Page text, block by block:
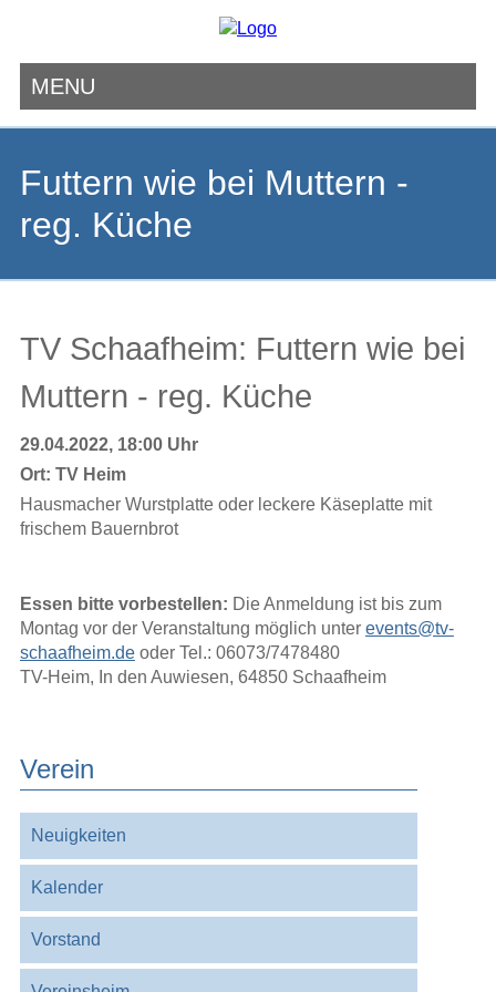
MENU
Futtern wie bei Muttern -
reg. Küche
TV Schaafheim: Futtern wie bei
Muttern - reg. Küche
29.04.2022, 18:00 Uhr
Ort: TV Heim
Hausmacher Wurstplatte oder leckere Käseplatte mit
frischem Bauernbrot
Essen bitte vorbestellen: Die Anmeldung ist bis zum
Montag vor der Veranstaltung möglich unter events@tv-
schaafheim.deoder Tel.: 06073/7478480
TV-Heim, In den Auwiesen, 64850 Schaafheim
Verein
überspringen
Neuigkeiten
Kalender
Vorstand